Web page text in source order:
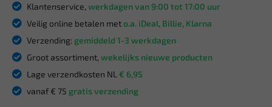
Klantenservice, werkdagen van 9:00 tot 17:00 uur
Veilig online betalen meto.a. iDeal, Billie, Klarna
Verzending: gemiddeld 1-3 werkdagen
Groot assortiment, wekelijks nieuwe producten
Lage verzendkosten NL € 6,95
vanaf € 75 gratis verzending